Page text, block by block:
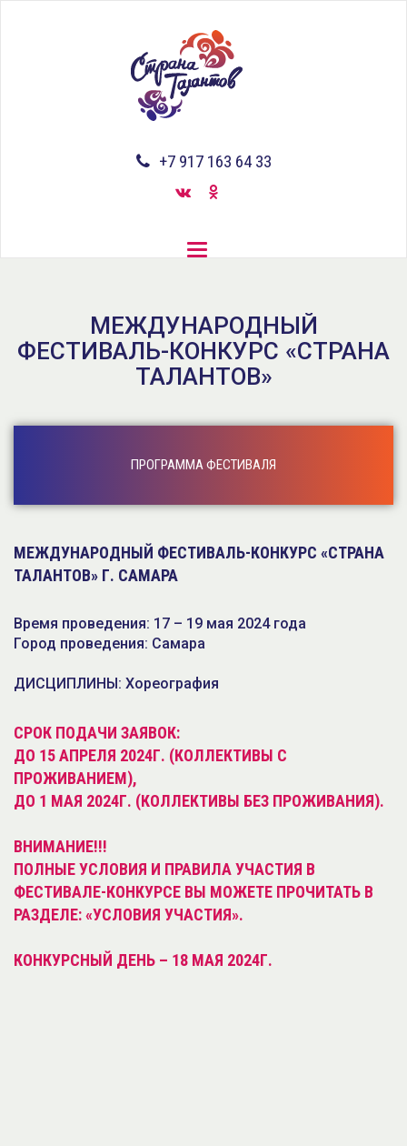
Toggle
+7 917 163 64 33
МЕЖДУНАРОДНЫЙ
ФЕСТИВАЛЬ-КОНКУРС «СТРАНА
ТАЛАНТОВ»
ПРОГРАММА ФЕСТИВАЛЯ
МЕЖДУНАРОДНЫЙ ФЕСТИВАЛЬ-КОНКУРС «СТРАНА
ТАЛАНТОВ» Г. САМАРА
Время проведения: 17 – 19 мая 2024 года
Город проведения: Самара
ДИСЦИПЛИНЫ: Хореография
СРОК ПОДАЧИ ЗАЯВОК:
ДО 15 АПРЕЛЯ 2024Г. (КОЛЛЕКТИВЫ С
ПРОЖИВАНИЕМ),
ДО 1 МАЯ 2024Г. (КОЛЛЕКТИВЫ БЕЗ ПРОЖИВАНИЯ).
ВНИМАНИЕ!!!
ПОЛНЫЕ УСЛОВИЯ И ПРАВИЛА УЧАСТИЯ В
ФЕСТИВАЛЕ-КОНКУРСЕ ВЫ МОЖЕТЕ ПРОЧИТАТЬ В
РАЗДЕЛЕ: «УСЛОВИЯ УЧАСТИЯ».
КОНКУРСНЫЙ ДЕНЬ – 18 МАЯ 2024Г.